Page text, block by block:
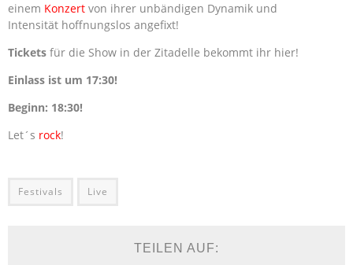
einem Konzert von ihrer unbändigen Dynamik und
Intensität hoffnungslos angefixt!
Tickets für die Show in der Zitadelle bekommt ihr hier!
Einlass ist um 17:30!
Beginn: 18:30!
Let´s rock!
Festivals Live
TEILEN AUF: